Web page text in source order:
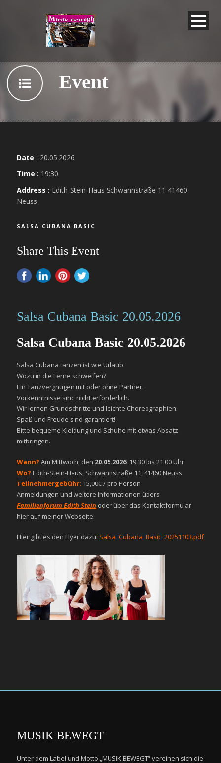
Event
Date : 20.05.2026
Time : 19:30
Address : Edith-Stein-Haus Schwannstraße 11 41460
Neuss
SALSA CUBANA BASIC
Share This Event
Salsa Cubana Basic 20.05.2026
Salsa Cubana Basic 20.05.2026
Salsa Cubana tanzen ist wie Urlaub.
Wozu in die Ferne schweifen?
Ein Tanzvergnügen mit oder ohne Partner.
Vorkenntnisse sind nicht erforderlich.
Wir lernen Grundschritte und leichte Choreographien.
Spaß und Freude sind garantiert!
Bitte bequeme Kleidung und Schuhe mit etwas Absatz
mitbringen.
Wann? Am Mittwoch, den 20.05.2026, 19:30 bis 21:00 Uhr
Wo? Edith-Stein-Haus, Schwannstraße 11, 41460 Neuss
Teilnehmergebühr: 15,00€ / pro Person
Anmeldungen und weitere Informationen übers
Familienforum Edith Stein oder über das Kontaktformular
hier auf meiner Webseite.
Hier gibt es den Flyer dazu: Salsa_Cubana_Basic_20251103.pdf
MUSIK BEWEGT
Unter dem Label und Motto „MUSIK BEWEGT“ vereinen sich die